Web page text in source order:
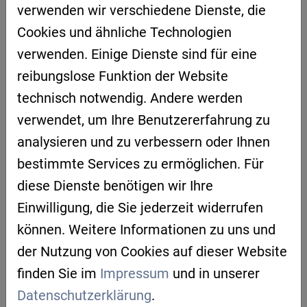
Abokosten. Sie zeigen, was dafür nötig ist,
wie einfach derEinstiegheute tatsächlich ist
und wie sich daraus erste smarte
Automatisierungen im Büroalltag ergeben.
Kein tiefes Technik-Vorwissen nötig.
Im Anschluss ist Raum fürIhre Fragenund
den Austausch mit den Expertinnen und
Experten.
Wir freuen uns auf Ihre Anmeldung!
13:00 | Begrüßung
Uwe Pfeil, Artificial Intelligence Regensburg
verwenden wir verschiedene Dienste, die
Cookies und ähnliche Technologien
verwenden. Einige Dienste sind für eine
reibungslose Funktion der Website
technisch notwendig. Andere werden
verwendet, um Ihre Benutzererfahrung zu
analysieren und zu verbessern oder Ihnen
bestimmte Services zu ermöglichen. Für
diese Dienste benötigen wir Ihre
Einwilligung, die Sie jederzeit widerrufen
können. Weitere Informationen zu uns und
der Nutzung von Cookies auf dieser Website
finden Sie im Impressum und in unserer
Datenschutzerklärung.